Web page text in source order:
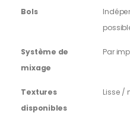
Bols
Système de
mixage
Par
Textures
disponibles
Lisse /